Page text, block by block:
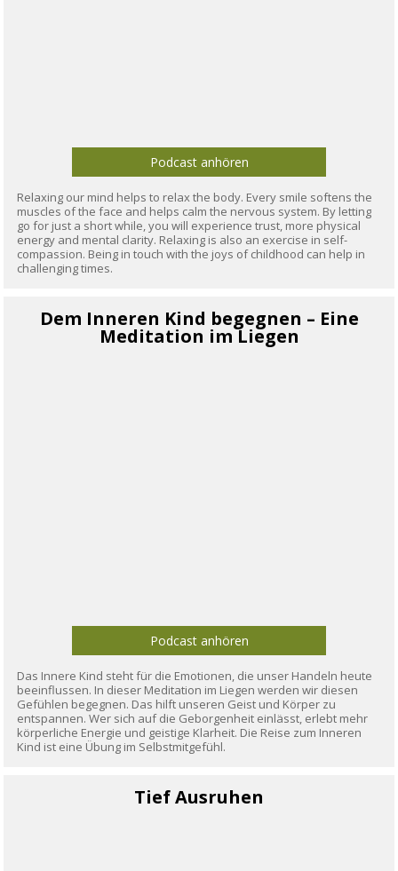
Podcast anhören
Relaxing our mind helps to relax the body. Every smile softens the
muscles of the face and helps calm the nervous system. By letting
go for just a short while, you will experience trust, more physical
energy and mental clarity. Relaxing is also an exercise in self-
compassion. Being in touch with the joys of childhood can help in
challenging times.
Dem Inneren Kind begegnen – Eine
Meditation im Liegen
Podcast anhören
Das Innere Kind steht für die Emotionen, die unser Handeln heute
beeinflussen. In dieser Meditation im Liegen werden wir diesen
Gefühlen begegnen. Das hilft unseren Geist und Körper zu
entspannen. Wer sich auf die Geborgenheit einlässt, erlebt mehr
körperliche Energie und geistige Klarheit. Die Reise zum Inneren
Kind ist eine Übung im Selbstmitgefühl.
Tief Ausruhen